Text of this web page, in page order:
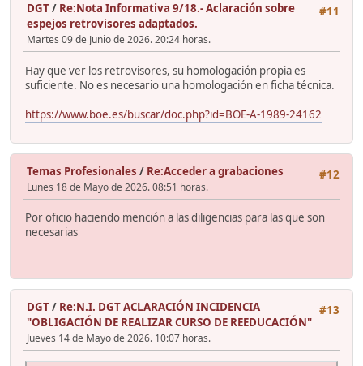
#11
DGT/ Re:Nota Informativa 9/18.- Aclaración sobre
espejos retrovisores adaptados.
Martes 09 de Junio de 2026. 20:24 horas.
Hay que ver los retrovisores, su homologación propia es
suficiente. No es necesario una homologación en ficha técnica.
https://www.boe.es/buscar/doc.php?id=BOE-A-1989-24162
#12
Temas Profesionales / Re:Acceder a grabaciones
Lunes 18 de Mayo de 2026. 08:51 horas.
Por oficio haciendo mención a las diligencias para las que son
necesarias
#13
DGT/ Re:N.I. DGT ACLARACIÓN INCIDENCIA
"OBLIGACIÓN DE REALIZAR CURSO DE REEDUCACIÓN"
Jueves 14 de Mayo de 2026. 10:07 horas.